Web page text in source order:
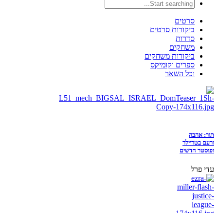
סרטים
ביקורות סרטים
סדרות
משחקים
ביקורות משחקים
ספרים וקומיקס
וכל השאר
תור: אהבה
ורעם בטריילר
ופוסטר חדשים
עדי פרל